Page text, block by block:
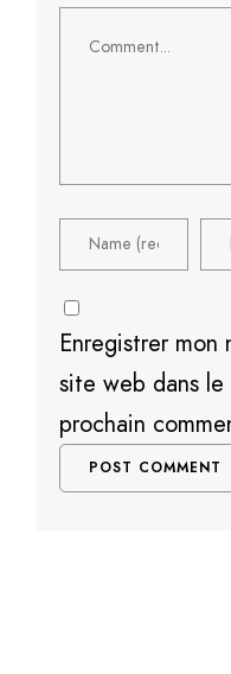
Enregistrer mon
site web dans
prochain